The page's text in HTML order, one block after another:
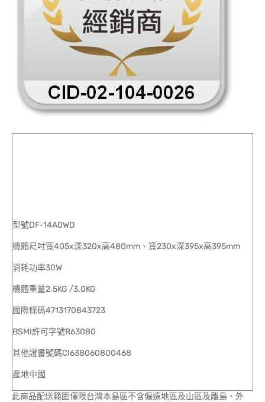
型號DF-14A0WD
機體尺吋寬405x深320x高480mm、寬230x深395x高395mm
消耗功率30W
機體重量2.5KG /3.0KG
國際條碼4713170843723
BSMI許可字號R63080
其他證書號碼CI638060800468
產地中國
此商品配送範圍僅限台灣本島區不含偏遠地區及山區及離島、外